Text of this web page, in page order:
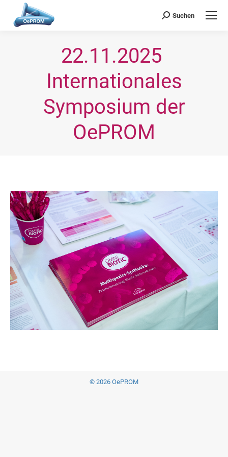
Search:
Suchen
OePROM
Österreichische Gesellschaft für Probiotische Medizin
22.11.2025 
Internationales
Symposium der
OePROM
© 2026 OePROM